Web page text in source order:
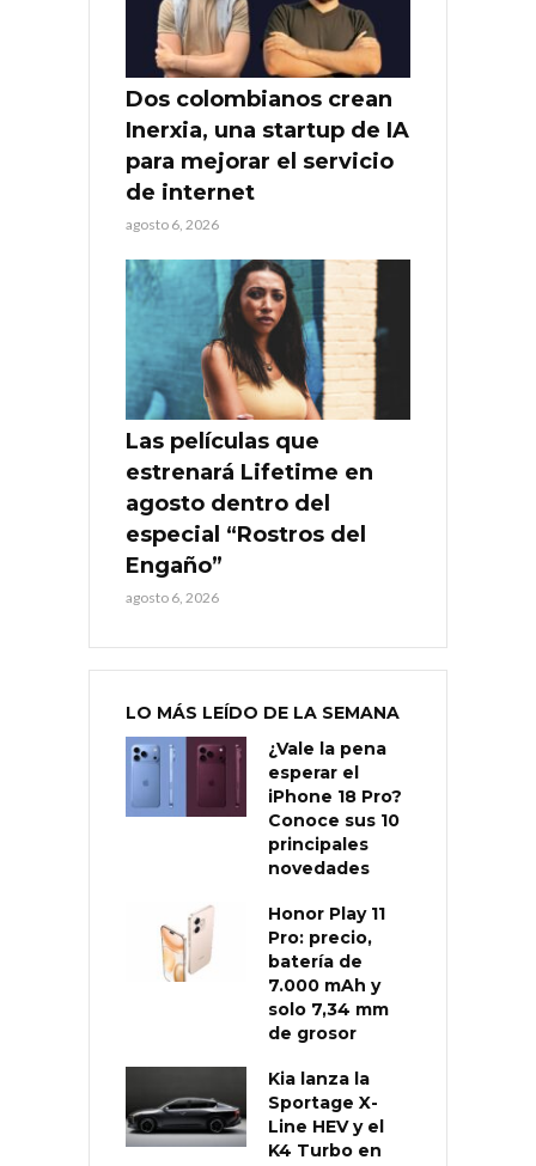
Dos colombianos crean
Inerxia, una startup de IA
para mejorar el servicio
de internet
agosto 6, 2026
Las películas que
estrenará Lifetime en
agosto dentro del
especial “Rostros del
Engaño”
agosto 6, 2026
LO MÁS LEÍDO DE LA SEMANA
¿Vale la pena
esperar el
iPhone 18 Pro?
Conoce sus 10
principales
novedades
Honor Play 11
Pro: precio,
batería de
7.000 mAh y
solo 7,34 mm
de grosor
Kia lanza la
Sportage X-
Line HEV y el
K4 Turbo en